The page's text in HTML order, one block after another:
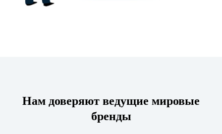
Нам доверяют ведущие мировые
бренды